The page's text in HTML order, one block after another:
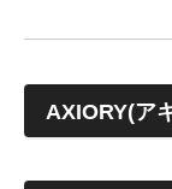
AXIORY(ア